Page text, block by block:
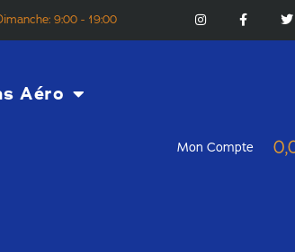
9:00 - 19:00
Aéro
Mon Compte